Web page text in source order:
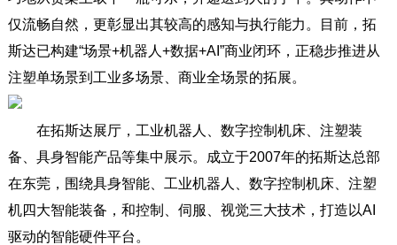
仅流畅自然，更彰显出其较高的感知与执行能力。目前，拓
斯达已构建“场景+机器人+数据+AI”商业闭环，正稳步推进从
注塑单场景到工业多场景、商业全场景的拓展。
在拓斯达展厅，工业机器人、数字控制机床、注塑装
备、具身智能产品等集中展示。成立于2007年的拓斯达总部
在东莞，围绕具身智能、工业机器人、数字控制机床、注塑
机四大智能装备，和控制、伺服、视觉三大技术，打造以AI
驱动的智能硬件平台。